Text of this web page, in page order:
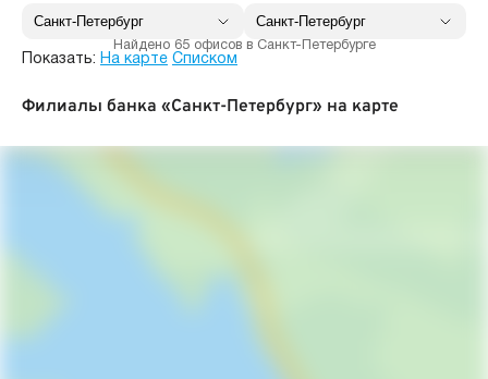
Найдено 65 офисов в Санкт-Петербурге
Показать: На карте Списком
Филиалы банка «Санкт-Петербург» на карте